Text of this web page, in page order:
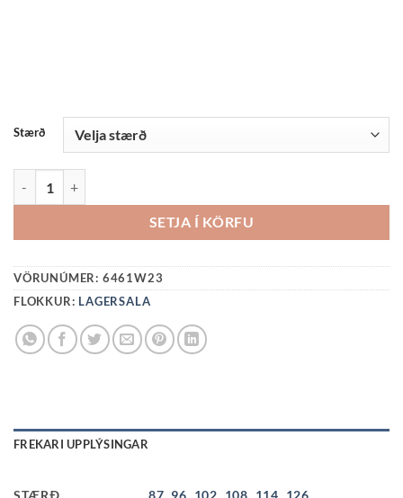
Stærð
SETJA Í KÖRFU
VÖRUNÚMER: 6461W23
FLOKKUR: LAGERSALA
FREKARI UPPLÝSINGAR
STÆRÐ 87, 96, 102, 108, 114, 126